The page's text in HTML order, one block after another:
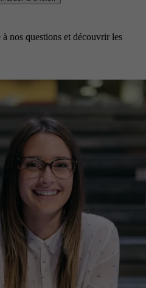
nos questions et découvrir les